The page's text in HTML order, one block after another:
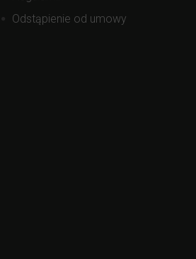
Odstąpienie od umowy